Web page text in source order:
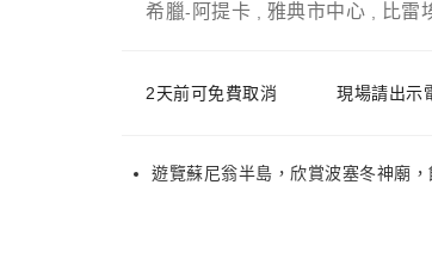
希臘- 阿提卡 雅典市中心 比雷
2天前可免費取消 現場請出示
遊覽蘇尼翁半島，欣賞波塞冬神廟，